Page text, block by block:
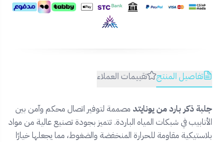
تفاصيل المنتج تقييمات العملاء
جلبة ذكر بارد من يونايتد مصممة لتوفير اتصال محكم وآمن بين
الأنابيب في شبكات المياه الباردة. تتميز بجودة تصنيع عالية من مواد
بلاستيكية مقاومة للحرارة المنخفضة والضغوط، مما يجعلها خيارًا